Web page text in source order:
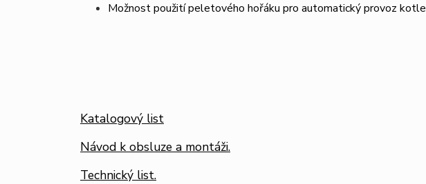
Možnost použití peletového hořáku pro automatický provoz kotle
Katalogový list
Návod k obsluze a montáži.
Technický list.